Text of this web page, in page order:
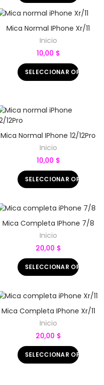
Mica Normal IPhone Xr/11
Inicio
10,00 $
SELECCIONAR OPCIONES
Mica Normal IPhone 12/12Pro
Inicio
10,00 $
SELECCIONAR OPCIONES
Mica Completa IPhone 7/8
Inicio
20,00 $
SELECCIONAR OPCIONES
Mica Completa IPhone Xr/11
Inicio
20,00 $
SELECCIONAR OPCIONES